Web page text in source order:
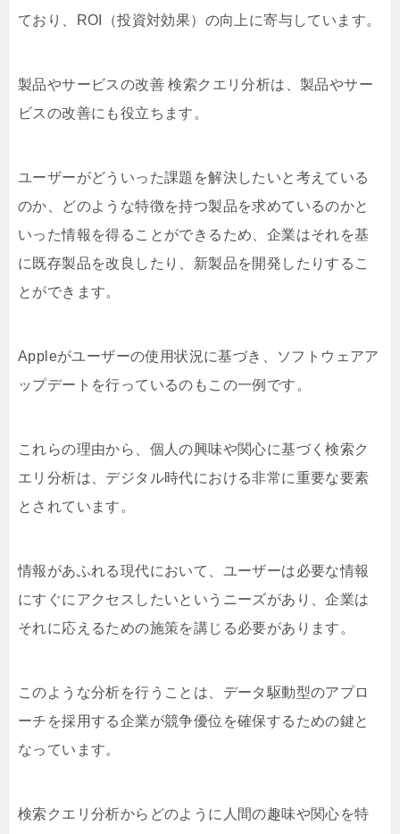
ており、ROI（投資対効果）の向上に寄与しています。
製品やサービスの改善 検索クエリ分析は、製品やサー
ビスの改善にも役立ちます。
ユーザーがどういった課題を解決したいと考えている
のか、どのような特徴を持つ製品を求めているのかと
いった情報を得ることができるため、企業はそれを基
に既存製品を改良したり、新製品を開発したりするこ
とができます。
Appleがユーザーの使用状況に基づき、ソフトウェアア
ップデートを行っているのもこの一例です。
これらの理由から、個人の興味や関心に基づく検索ク
エリ分析は、デジタル時代における非常に重要な要素
とされています。
情報があふれる現代において、ユーザーは必要な情報
にすぐにアクセスしたいというニーズがあり、企業は
それに応えるための施策を講じる必要があります。
このような分析を行うことは、データ駆動型のアプロ
ーチを採用する企業が競争優位を確保するための鍵と
なっています。
検索クエリ分析からどのように人間の趣味や関心を特